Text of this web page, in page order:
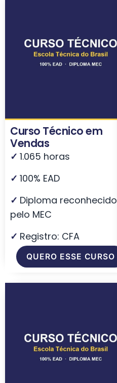
Curso Técnico em
Vendas
✓ 1.065 horas
✓ 100% EAD
✓ Diploma reconhecido
pelo MEC
✓ Registro: CFA
QUERO ESSE CURSO